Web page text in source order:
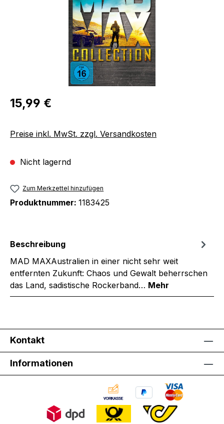
Regulärer Preis:
15,99 €
Preise inkl. MwSt. zzgl. Versandkosten
Nicht lagernd
Zum Merkzettel hinzufügen
Produktnummer: 1183425
Beschreibung
MAD MAXAustralien in einer nicht sehr weit
entfernten Zukunft: Chaos und Gewalt beherrschen
das Land, sadistische Rockerband… Mehr
Kontakt
Informationen